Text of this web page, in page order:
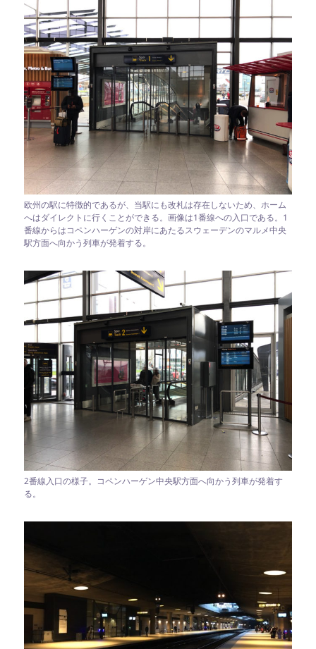
欧州の駅に特徴的であるが、当駅にも改札は存在しないため、ホーム
へはダイレクトに行くことができる。画像は1番線への入口である。1
番線からはコペンハーゲンの対岸にあたるスウェーデンのマルメ中央
駅方面へ向かう列車が発着する。
2番線入口の様子。コペンハーゲン中央駅方面へ向かう列車が発着す
る。